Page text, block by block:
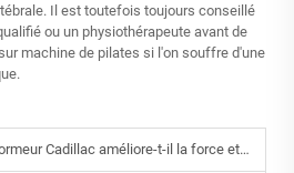
Il est toutefois toujours conseillé
ou un physiothérapeute avant de
machine de pilates si l'on souffre d'une
Cadillac améliore-t-il la force et la mobilité des clients ?